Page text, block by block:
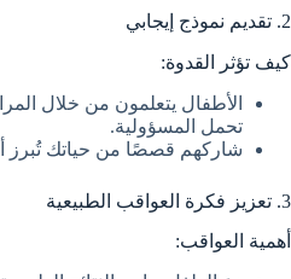
2. تقديم نموذج إيجابي
كيف تؤثر القدوة:
الأطفال يتعلمون من خلال
تحمل المسؤولية.
شاركهم قصصًا من حياتك تُبرز
3. تعزيز فكرة العواقب الطبيعية
أهمية العواقب: